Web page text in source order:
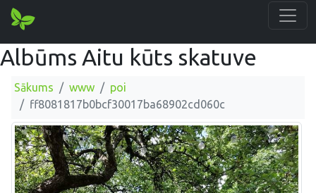
Albūms Aitu kūts skatuve
Sākums www
poi
ff8081817b0bcf30017ba68902cd060c